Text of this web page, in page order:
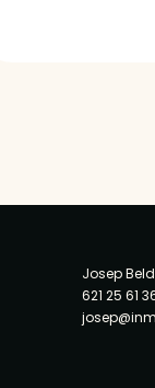
Josep
621 25 61